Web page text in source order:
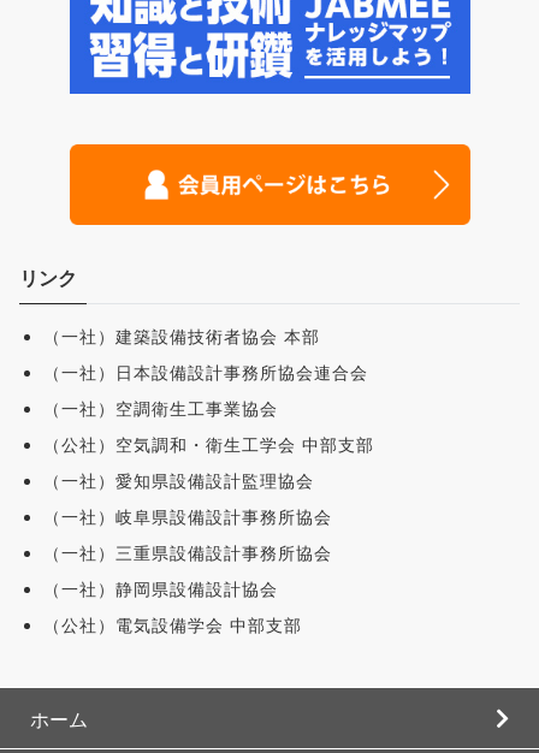
リンク
（一社）建築設備技術者協会 本部
（一社）日本設備設計事務所協会連合会
（一社）空調衛生工事業協会
（公社）空気調和・衛生工学会 中部支部
（一社）愛知県設備設計監理協会
（一社）岐阜県設備設計事務所協会
（一社）三重県設備設計事務所協会
（一社）静岡県設備設計協会
（公社）電気設備学会 中部支部
ホーム